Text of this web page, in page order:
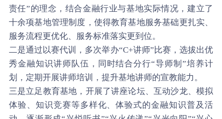
责任”的理念，结合金融行业与基地实际情况，建立了
十余项基地管理制度，使得教育基地服务基础更扎实、
服务流程更优化、服务标准落实更到位。
二是通过以赛代训，多次举办“C+讲师”比赛，选拔出优
秀金融知识讲师队伍，同时结合分行“导师制”培养计
划，定期开展讲师培训，提升基地讲师的宣教能力。
三是立足教育基地，开展了讲座论坛、互动沙龙、模拟
体验、知识竞赛等多样化、体验式的金融知识普及活